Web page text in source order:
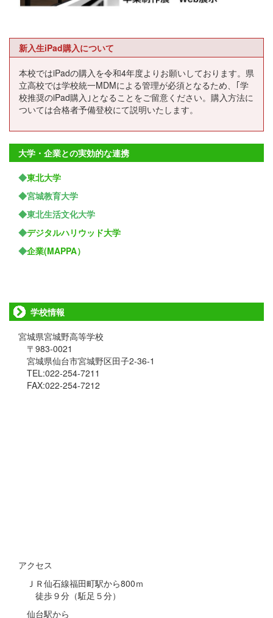
新入生iPad購入について
本校ではiPadの購入を令和4年度よりお願いしております。県
立高校では学校統一MDMによる管理が必須となるため、｢学
校推奨のiPad購入｣となることをご留意ください。購入方法に
ついては合格者予備登校にて説明いたします。
大学・企業との実効的な連携
◆東北大学
◆宮城教育大学
◆東北生活文化大学
◆デジタルハリウッド大学
◆企業(MAPPA）
学校情報
宮城県宮城野高等学校
〒983-0021
宮城県仙台市宮城野区田子2-36-1
TEL:022-254-7211
FAX:022-254-7212
アクセス
ＪＲ仙石線福田町駅から800ｍ
徒歩９分（駈足５分）
仙台駅から